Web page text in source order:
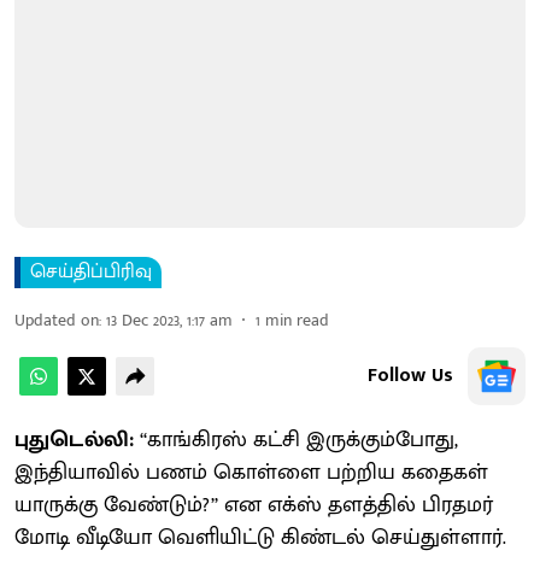
செய்திப்பிரிவு
Updated on:13 Dec 2023, 1:17 am 1 min read
Follow Us
புதுடெல்லி:‘‘காங்கிரஸ் கட்சி இருக்கும்போது,
இந்தியாவில் பணம் கொள்ளை பற்றிய கதைகள்
யாருக்கு வேண்டும்?’’ என எக்ஸ் தளத்தில் பிரதமர்
மோடி வீடியோ வெளியிட்டு கிண்டல் செய்துள்ளார்.